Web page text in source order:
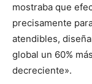
mostraba que
precisamente
atendibles,
global un 60%
decreciente».